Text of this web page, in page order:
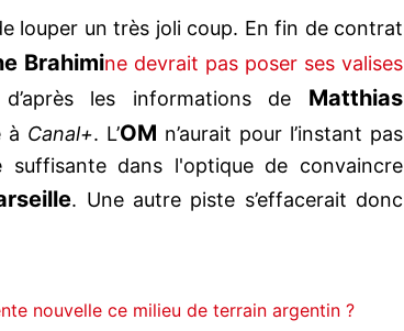
louper un très joli coup. En fin de contrat
Brahimine devrait pas poser ses valises
les informations de Matthias
à Canal+. L’OM n’aurait pour l’instant pas
suffisante dans l'optique de convaincre
. Une autre piste s’effacerait donc
nouvelle ce milieu de terrain argentin ?